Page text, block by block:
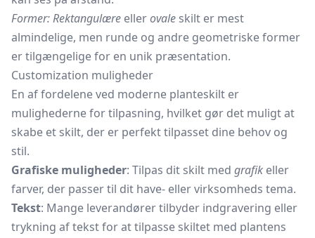
Former: Rektangulære ellerovale skilt er mest
almindelige, men runde og andre geometriske former
er tilgængelige for en unik præsentation.
Customization muligheder
En af fordelene ved moderne planteskilt er
mulighederne for tilpasning, hvilket gør det muligt at
skabe et skilt, der er perfekt tilpasset dine behov og
stil.
Grafiske muligheder: Tilpas dit skilt med grafik eller
farver, der passer til dit have- eller virksomheds tema.
Tekst: Mange leverandører tilbyder indgravering eller
trykning af tekst for at tilpasse skiltet med plantens